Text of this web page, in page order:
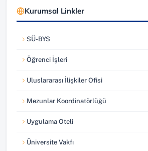
Kurumsal Linkler
SÜ-BYS
(yeni sekmede açılır)
Öğrenci İşleri
(yeni sekmede açılır)
Uluslararası İlişkiler Ofisi
(yeni sekmede açılır)
Mezunlar Koordinatörlüğü
(yeni sekmede açılır)
Uygulama Oteli
(yeni sekmede açılır)
Üniversite Vakfı
(yeni sekmede açılır)